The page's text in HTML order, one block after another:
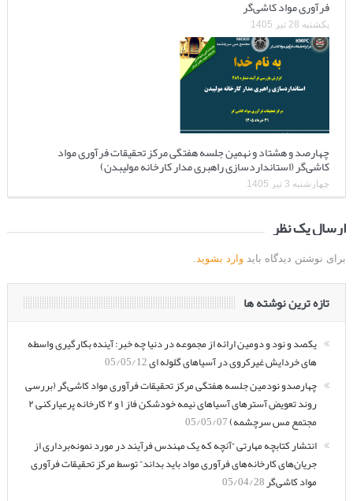
فرآوری مواد کاشی‌گر
یکشنبه 28 تیر 1405
چهارصد و هشتاد و نهمین جلسه هفتگی مرکز تحقیقات فرآوری مواد
کاشی‌گر (استانداردسازی راهبری مدار کارخانه مولیبدن)
چهارشنبه 3 تیر 1405
ارسال یک نظر
برای نوشتن دیدگاه باید وارد بشوید
تازه ترین نوشته ها
یکصد و نود و دومین ارائه از مجموعه در دنیا چه خبر: آینده بکارگیری واسطه
های خردایش غیرکروی در آسیاهای گلوله ای05/05/12
چهارصدو نودمین جلسه هفتگی مرکز تحقیقات فرآوری مواد کاشی‌گر (بررسی
روند تعویض آسترهای آسیاهای نیمه خودشکن فاز ۱ و ۲ کارخانه پرعیارکنی ۲
مجتمع مس سرچشمه)05/05/07
انتشار کتابچه مهارتی “آنچه که یک مهندس فرآیند در مورد نمونه‌برداری از
جریان‌های کارخانه‌های فرآوری مواد باید بداند” توسط مرکز تحقیقات فرآوری
مواد کاشی‌گر05/04/28